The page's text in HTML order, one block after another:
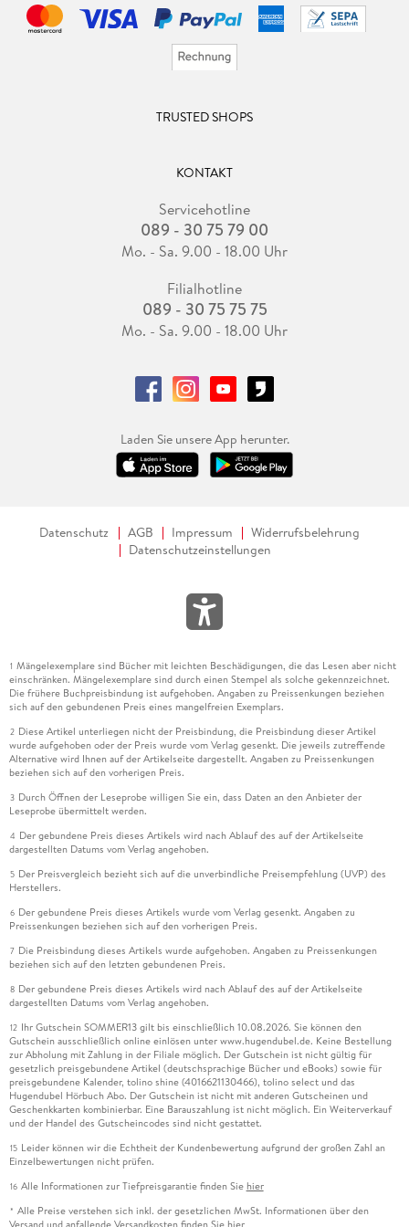
TRUSTED SHOPS
KONTAKT
Servicehotline
089 - 30 75 79 00
Mo. - Sa. 9.00 - 18.00 Uhr
Filialhotline
089 - 30 75 75 75
Mo. - Sa. 9.00 - 18.00 Uhr
Laden Sie unsere App herunter.
Datenschutz AGB Impressum
Widerrufsbelehrung
Datenschutzeinstellungen
1 Mängelexemplare sind Bücher mit leichten Beschädigungen, die das Lesen aber nicht
einschränken. Mängelexemplare sind durch einen Stempel als solche gekennzeichnet.
Die frühere Buchpreisbindung ist aufgehoben. Angaben zu Preissenkungen beziehen
sich auf den gebundenen Preis eines mangelfreien Exemplars.
2 Diese Artikel unterliegen nicht der Preisbindung, die Preisbindung dieser Artikel
wurde aufgehoben oder der Preis wurde vom Verlag gesenkt. Die jeweils zutreffende
Alternative wird Ihnen auf der Artikelseite dargestellt. Angaben zu Preissenkungen
beziehen sich auf den vorherigen Preis.
3 Durch Öffnen der Leseprobe willigen Sie ein, dass Daten an den Anbieter der
Leseprobe übermittelt werden.
4 Der gebundene Preis dieses Artikels wird nach Ablauf des auf der Artikelseite
dargestellten Datums vom Verlag angehoben.
5 Der Preisvergleich bezieht sich auf die unverbindliche Preisempfehlung (UVP) des
Herstellers.
6 Der gebundene Preis dieses Artikels wurde vom Verlag gesenkt. Angaben zu
Preissenkungen beziehen sich auf den vorherigen Preis.
7 Die Preisbindung dieses Artikels wurde aufgehoben. Angaben zu Preissenkungen
beziehen sich auf den letzten gebundenen Preis.
8 Der gebundene Preis dieses Artikels wird nach Ablauf des auf der Artikelseite
dargestellten Datums vom Verlag angehoben.
12 Ihr Gutschein SOMMER13 gilt bis einschließlich 10.08.2026. Sie können den
Gutschein ausschließlich online einlösen unter www.hugendubel.de. Keine Bestellung
zur Abholung mit Zahlung in der Filiale möglich. Der Gutschein ist nicht gültig für
gesetzlich preisgebundene Artikel (deutschsprachige Bücher und eBooks) sowie für
preisgebundene Kalender, tolino shine (4016621130466), tolino select und das
Hugendubel Hörbuch Abo. Der Gutschein ist nicht mit anderen Gutscheinen und
Geschenkkarten kombinierbar. Eine Barauszahlung ist nicht möglich. Ein Weiterverkauf
und der Handel des Gutscheincodes sind nicht gestattet.
15 Leider können wir die Echtheit der Kundenbewertung aufgrund der großen Zahl an
Einzelbewertungen nicht prüfen.
16 Alle Informationen zur Tiefpreisgarantie finden Sie hier
* Alle Preise verstehen sich inkl. der gesetzlichen MwSt. Informationen über den